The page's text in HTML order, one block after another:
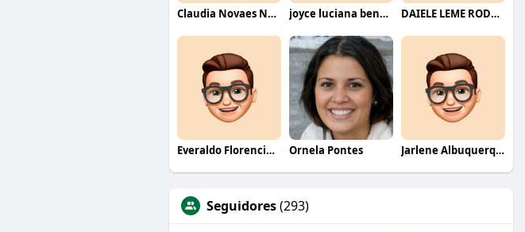
Claudia Novaes Novaes joyce luciana bentini jesus DAIELE LEME RODRIGUES
Everaldo Florencio De Melo Ornela Pontes Jarlene Albuquerque
Seguidores(293)